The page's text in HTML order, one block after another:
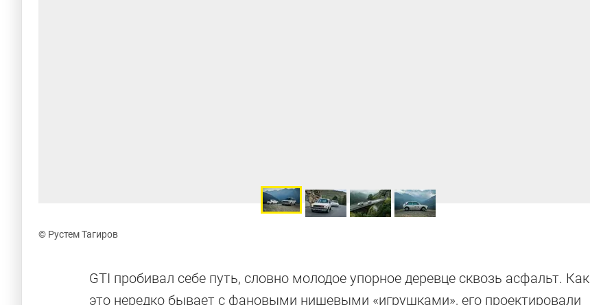
© Рустем Тагиров
GTI пробивал себе путь, словно молодое упорное деревце сквозь асфальт. Как
это нередко бывает с фановыми нишевыми «игрушками», его проектировали